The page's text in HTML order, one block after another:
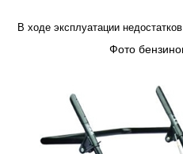
В ходе эксплуатации
Фото